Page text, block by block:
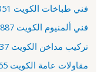
:فني طباخات الكويت 66244351 – الدوحة – فني تصليح طباخات
فني ألمنيوم الكويت 69621887 – خيطان – فني المنيوم
تركيب مداخن الكويت 66568837 – الفنيطيس – تركيب شفاطات